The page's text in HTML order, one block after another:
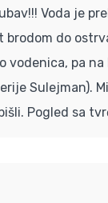
Voda je
brodom do
vodenica, pa
Sulejman).
Pogled sa